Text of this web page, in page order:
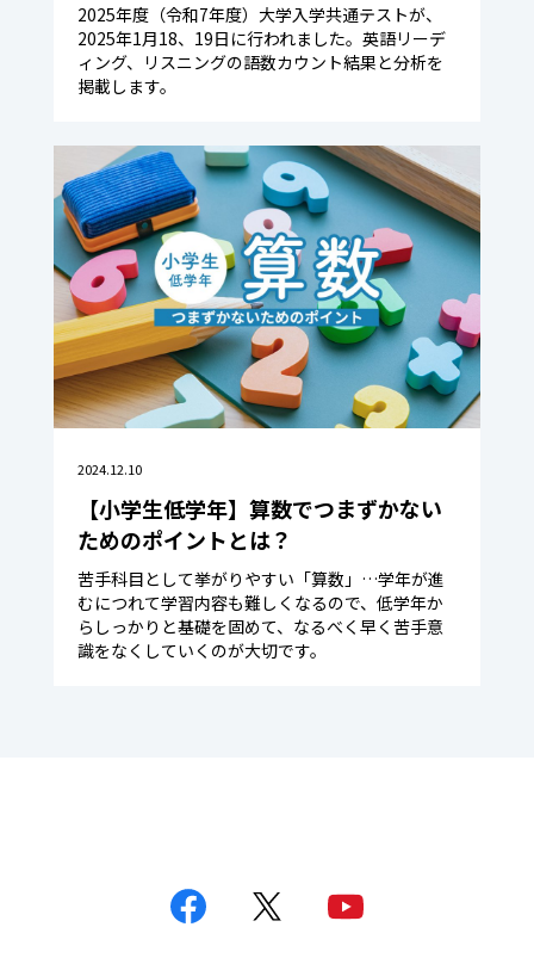
2025年度（令和7年度）大学入学共通テストが、
2025年1月18、19日に行われました。英語リーデ
ィング、リスニングの語数カウント結果と分析を
掲載します。
2024.12.10
【小学生低学年】算数でつまずかない
ためのポイントとは？
苦手科目として挙がりやすい「算数」…学年が進
むにつれて学習内容も難しくなるので、低学年か
らしっかりと基礎を固めて、なるべく早く苦手意
識をなくしていくのが大切です。